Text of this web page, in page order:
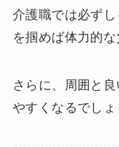
介護職では必ず
を掴めば体力的な
さらに、周囲と
やすくなるでしょ